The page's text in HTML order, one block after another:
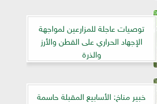
توصيات عاجلة للمزارعين لمواجهة
الإجهاد الحراري على القطن والأرز
والذرة
خبير مناخ: الأسابيع المقبلة حاسمة